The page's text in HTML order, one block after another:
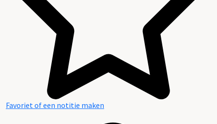
Favoriet of een notitie maken